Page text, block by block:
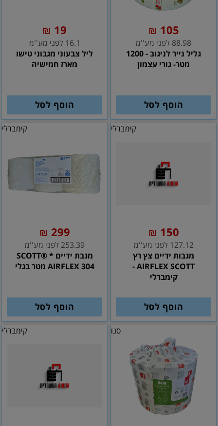
105
₪
88.98 לפני מע''מ
גליל נייר לניגוב - 1200
מטר- גורי עצמון
הוסף לסל
19
₪
16.1 לפני מע''מ
ליל צבעוני מגבוני טישו
מארז חמישיה
הוסף לסל
קימברלי
150
₪
127.12 לפני מע''מ
מגבות ידיים צץ רץ
AIRFLEX SCOTT -
קימברלי
הוסף לסל
קימברלי
299
₪
253.39 לפני מע''מ
מגבת ידיים * SCOTT®
AIRFLEX 304 מטר בגלי
הוסף לסל
סנו קימברלי